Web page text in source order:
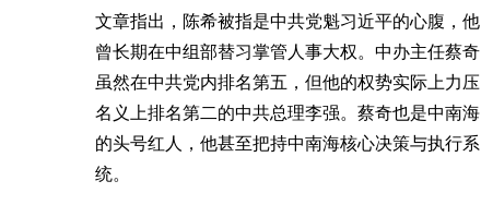
文章指出，陈希被指是中共党魁习近平的心腹，他
曾长期在中组部替习掌管人事大权。中办主任蔡奇
虽然在中共党内排名第五，但他的权势实际上力压
名义上排名第二的中共总理李强。蔡奇也是中南海
的头号红人，他甚至把持中南海核心决策与执行系
统。